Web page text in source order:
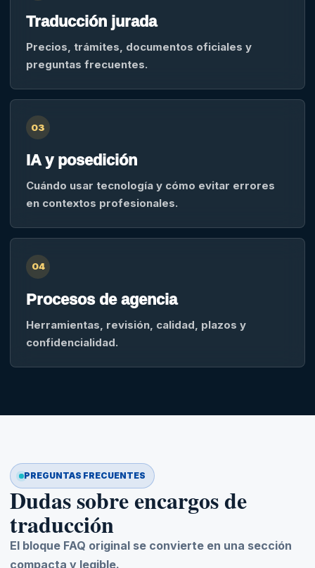
Traducción jurada
Precios, trámites, documentos oficiales y
preguntas frecuentes.
03
IA y posedición
Cuándo usar tecnología y cómo evitar errores
en contextos profesionales.
04
Procesos de agencia
Herramientas, revisión, calidad, plazos y
confidencialidad.
PREGUNTAS FRECUENTES
Dudas sobre encargos de
traducción
El bloque FAQ original se convierte en una sección
compacta y legible.